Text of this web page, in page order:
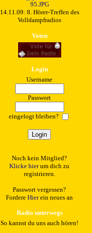
95.JPG
14.11.09: 8. Hörer-Treffen des
Volldampfradios
Voten
Login
Username
Passwort
eingelogt bleiben?
Noch kein Mitglied?
Klicke hierum dich zu
registrieren.
Passwort vergessen?
Fordere Hierein neues an
Radio unterwegs
So kannst du uns auch hören!